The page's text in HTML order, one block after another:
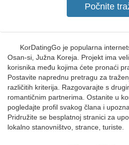
KorDatingGo je popularna
Osan-si, Južna Koreja. Projekt ima
korisnika među kojima ćete pronaći
Postavite naprednu pretragu za
različitih kriterija. Razgovarajte s
romantičnim partnerima. Ostanite u
pogledajte profil svakog člana i
Pridružite se besplatnoj stranici za
lokalno stanovništvo, strance, turiste.